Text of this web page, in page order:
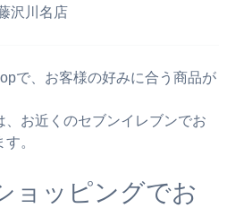
沢川名店
で、お客様の好みに合う商品が
、お近くのセブンイレブンでお
。
ョッピングでお